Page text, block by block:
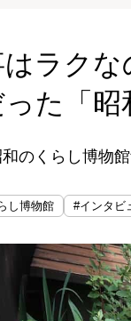
ラク
った「
のくらし博物
し博物館 #インタビ